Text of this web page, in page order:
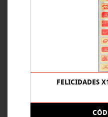
FELICIDADES